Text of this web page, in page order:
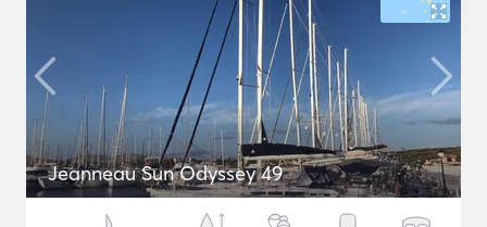
Jeanneau Sun Odyssey 49